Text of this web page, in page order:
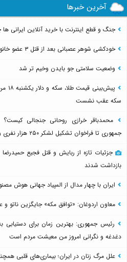
آخرین خبرها
جنگ و قطع اینترنت با خرید آنلاین ایرانی ها
خودکشی شوهر عصبانی بعد از قتل ۳ عضو خانواده
وضعیت سلامتی جو بایدن وخیم تر شد
سکه عقب نشست
محمدباقر خرازی روحانی جنجالی کیست؟
جمهوری تا فراخوان تشکیل لشکر ۲۵۰ هزار نفری و احضار به دادگاه
بازداشت شدند
ایران با چهار مدال از المپیاد جهانی هوش
معاون اردوغان: «توافق مکه» جایگزین ناتو و
رئیس جمهوری: بهترین زمان برای
دغدغه و نگرانی امروز من معیشت مردم است
علل مرگ زنان در ایران؛ بیماری‌های قلبی